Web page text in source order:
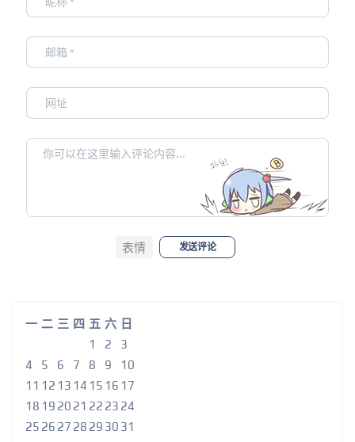
表情 发送评论
一 二 三 四 五 六 日
1
2
3
4
5 6 7 8 9
10
11 12 13 14 15 16 17
18 19 20 21 22 23 24
25 26 27 28 29 30 31